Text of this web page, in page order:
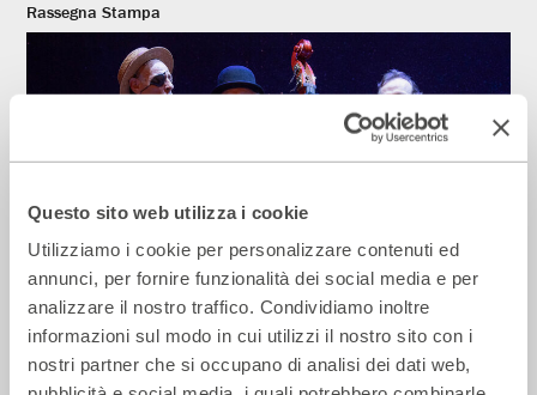
Questo sito web utilizza i cookie
Utilizziamo i cookie per personalizzare contenuti ed
annunci, per fornire funzionalità dei social media e per
analizzare il nostro traffico. Condividiamo inoltre
informazioni sul modo in cui utilizzi il nostro sito con i
nostri partner che si occupano di analisi dei dati web,
Rassegna Stampa
La Repubblica – In scena gli eroi di
strada secondo Raffaele Viviani
14 Luglio 2026